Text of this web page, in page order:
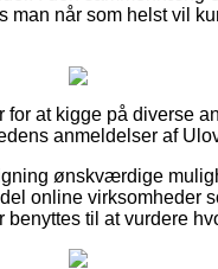
når som helst vil
at kigge på diverse
anmeldelser af
ønskværdige
online virksomheder
til at vurdere